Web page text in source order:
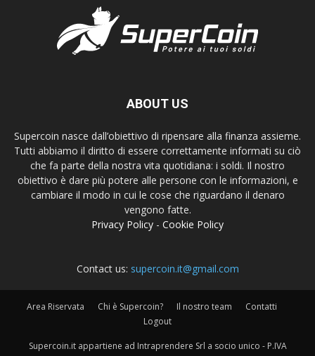
ABOUT US
Supercoin nasce dall’obiettivo di ripensare alla finanza assieme.
Tutti abbiamo il diritto di essere correttamente informati su ciò
che fa parte della nostra vita quotidiana: i soldi. Il nostro
obiettivo è dare più potere alle persone con le informazioni, e
cambiare il modo in cui le cose che riguardano il denaro
vengono fatte.
Privacy Policy - Cookie Policy
Contact us: supercoin.it@gmail.com
Area Riservata Chi è Supercoin? Il nostro team
Contatti
Logout
Supercoin.it appartiene ad Intraprendere Srl a socio unico - P.IVA